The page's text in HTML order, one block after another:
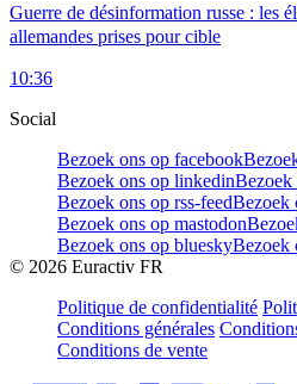
Guerre de désinformation russe : les
allemandes prises pour cible
10:36
Social
Bezoek ons op facebook
Bezoek ons op linkedinBezoek
Bezoek ons op rss-feedBezoek
Bezoek ons op mastodon
Bezoek ons op blueskyBezoek
© 2026 Euractiv FR
Politique de confidentialité
Conditions générales
Conditions de vente